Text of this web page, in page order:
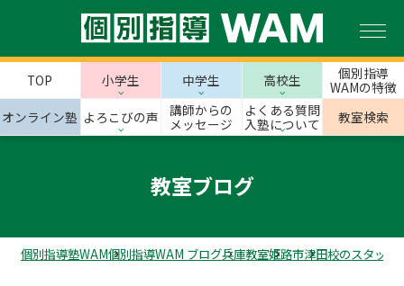
TOP 小学生 中学生 高校生
個別指導
WAMの特徴
オンライン塾 よろこびの声
講師からの
メッセージ
よくある質問
入塾について
教室検索
教室ブログ
個別指導塾WAM個別指導WAM ブログ兵庫教室姫路市津田校のスタッフ